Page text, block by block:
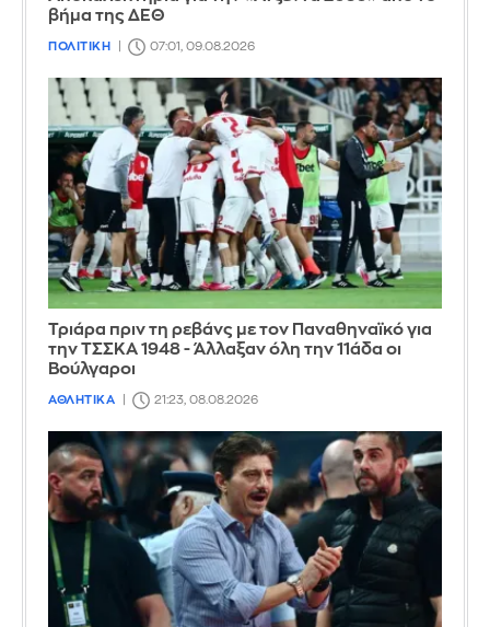
βήμα της ΔΕΘ
ΠΟΛΙΤΙΚΗ 07:01, 09.08.2026
Τριάρα πριν τη ρεβάνς με τον Παναθηναϊκό για
την ΤΣΣΚΑ 1948 - Άλλαξαν όλη την 11άδα οι
Βούλγαροι
ΑΘΛΗΤΙΚΑ 21:23, 08.08.2026